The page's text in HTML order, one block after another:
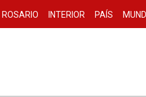
ROSARIO INTERIOR PAÍS